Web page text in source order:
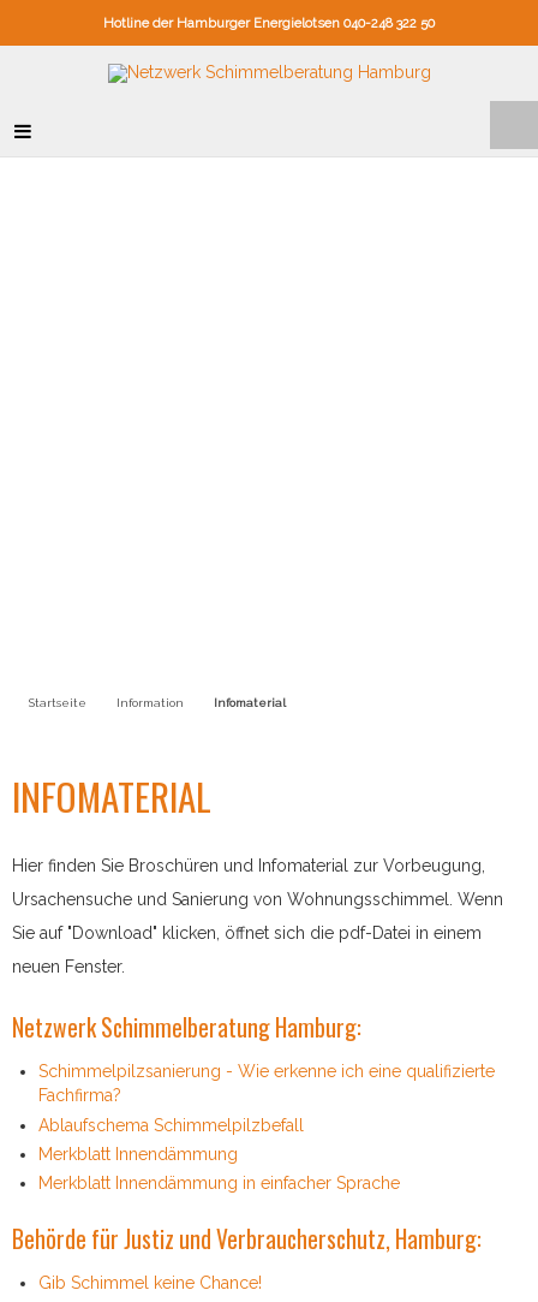
Hotline der Hamburger Energielotsen 040-248 322 50
Startseite Information Infomaterial
INFOMATERIAL
Hier finden Sie Broschüren und Infomaterial zur Vorbeugung,
Ursachensuche und Sanierung von Wohnungsschimmel. Wenn
Sie auf "Download" klicken, öffnet sich die pdf-Datei in einem
neuen Fenster.
Netzwerk Schimmelberatung Hamburg:
Schimmelpilzsanierung - Wie erkenne ich eine qualifizierte
Fachfirma?
Ablaufschema Schimmelpilzbefall
Merkblatt Innendämmung
Merkblatt Innendämmung in einfacher Sprache
Behörde für Justiz und Verbraucherschutz, Hamburg:
Gib Schimmel keine Chance!